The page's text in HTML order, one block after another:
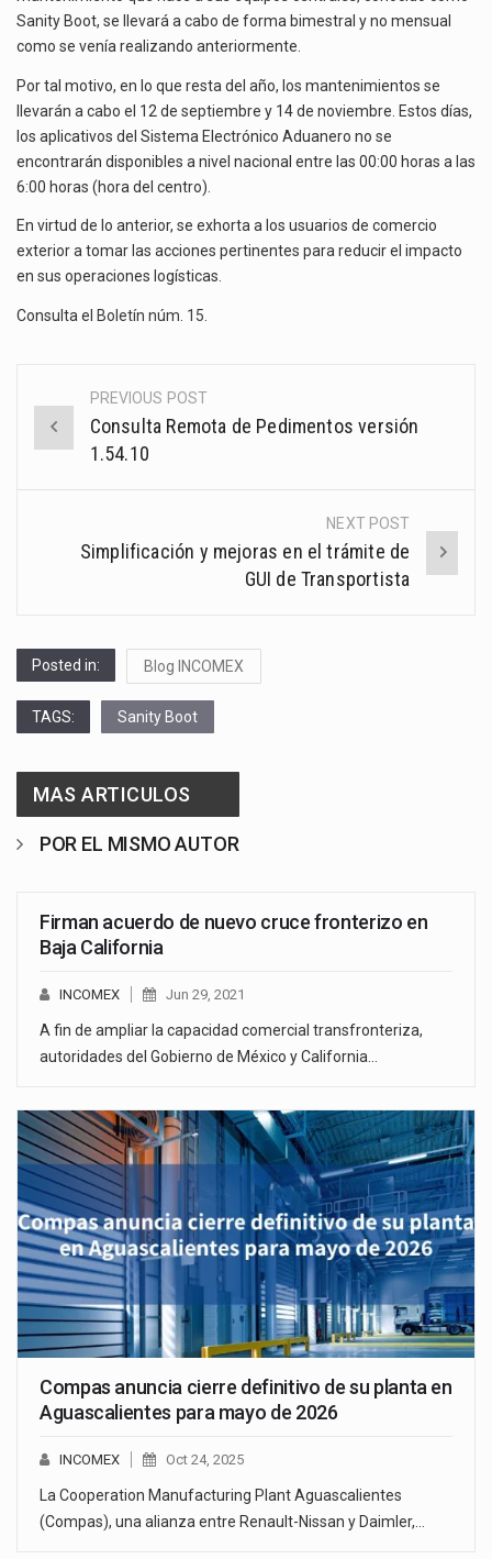
BIMESTRALMENTE
Sanity Boot, se llevará a cabo de forma bimestral y no mensual
como se venía realizando anteriormente.
Por tal motivo, en lo que resta del año, los mantenimientos se
llevarán a cabo el 12 de septiembre y 14 de noviembre. Estos días,
los aplicativos del Sistema Electrónico Aduanero no se
encontrarán disponibles a nivel nacional entre las 00:00 horas a las
6:00 horas (hora del centro).
En virtud de lo anterior, se exhorta a los usuarios de comercio
exterior a tomar las acciones pertinentes para reducir el impacto
en sus operaciones logísticas.
Consulta el Boletín núm. 15
Post
navigation
PREVIOUS POST
Consulta Remota de Pedimentos versión
1.54.10
NEXT POST
Simplificación y mejoras en el trámite de
GUI de Transportista
Posted in: Blog INCOMEX
TAGS: Sanity Boot
MAS ARTICULOS
POR EL MISMO AUTOR
Firman acuerdo de nuevo cruce fronterizo en
Baja California
INCOMEX Jun 29, 2021
A fin de ampliar la capacidad comercial transfronteriza,
autoridades del Gobierno de México y California…
Compas anuncia cierre definitivo de su planta en
Aguascalientes para mayo de 2026
INCOMEX Oct 24, 2025
La Cooperation Manufacturing Plant Aguascalientes
(Compas), una alianza entre Renault-Nissan y Daimler,…